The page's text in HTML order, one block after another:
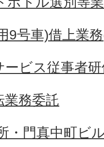
9号車)借上業
ービス従事者
業務委託
・門真中町ビ